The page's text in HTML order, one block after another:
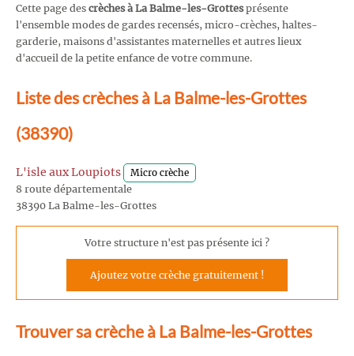
Cette page des crèches à La Balme-les-Grottesprésente
l'ensemble modes de gardes recensés, micro-crèches, haltes-
garderie, maisons d'assistantes maternelles et autres lieux
d'accueil de la petite enfance de votre commune.
Liste des crèches à La Balme-les-Grottes
(38390)
L'isle aux Loupiots Micro crèche
8 route départementale
38390 La Balme-les-Grottes
Votre structure n'est pas présente ici ?
Ajoutez votre crèche gratuitement !
Trouver sa crèche à La Balme-les-Grottes